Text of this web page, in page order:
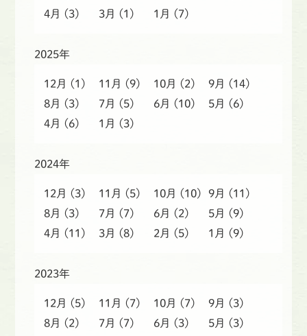
4月
(3) 3月 (1) 1月 (7)
2025年
12月 (1) 11月 (9) 10月 (2) 9月
(14)
8月
(3) 7月 (5) 6月 (10) 5月
(6)
4月
(6) 1月 (3)
2024年
12月 (3) 11月 (5) 10月 (10) 9月
(11)
8月
(3) 7月 (7) 6月 (2) 5月
(9)
4月
(11) 3月 (8) 2月 (5) 1月 (9)
2023年
12月 (5) 11月 (7) 10月 (7) 9月
(3)
8月
(2) 7月 (7) 6月 (3) 5月
(3)